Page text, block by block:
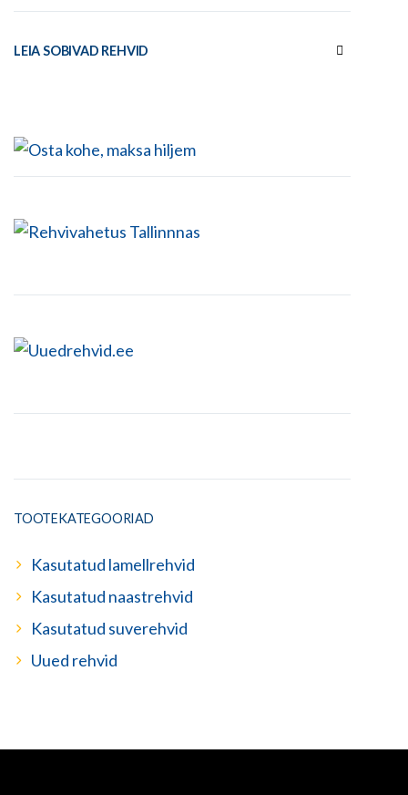
LEIA SOBIVAD REHVID
TOOTEKATEGOORIAD
Kasutatud lamellrehvid
Kasutatud naastrehvid
Kasutatud suverehvid
Uued rehvid